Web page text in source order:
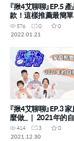
『揪4艾聊聊』EP.5
款！這樣推薦最簡
伙伴的年齡上有代溝
通
576 0
0
2022.01.21
『揪4艾聊聊』EP.3
麼做_｜ 2021年的
414 3
0
2021.12.30